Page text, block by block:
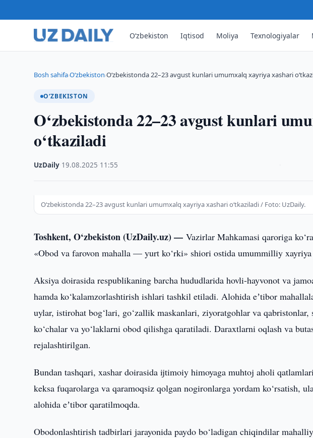
O‘zbekiston Iqtisod Moliya Texnologiyalar
Bosh sahifa›O‘zbekiston›O‘zbekistonda 22–23 avgust kunlari umumxalq xayriya xashari
O‘ZBEKISTON
O‘zbekistonda 22–23 avgust kunlari
o‘tkaziladi
UzDaily 19.08.2025 11:55
O‘zbekistonda 22–23 avgust kunlari umumxalq xayriya xashari o‘tkaziladi / Foto: UzDaily.
Toshkent, O‘zbekiston (UzDaily.uz) —Vazirlar Mahkamasi qaroriga
«Obod va farovon mahalla — yurt ko‘rki» shiori ostida umummilliy xayriya
Aksiya doirasida respublikaning barcha hududlarida hovli-hayvonot va
hamda ko‘kalamzorlashtirish ishlari tashkil etiladi. Alohida eʼtibor
uylar, istirohat bog‘lari, go‘zallik maskanlari, ziyoratgohlar va
ko‘chalar va yo‘laklarni obod qilishga qaratiladi. Daraxtlarni oqlash va
rejalashtirilgan.
Bundan tashqari, xashar doirasida ijtimoiy himoyaga muhtoj aholi
keksa fuqarolarga va qaramoqsiz qolgan nogironlarga yordam ko‘rsatish,
alohida eʼtibor qaratilmoqda.
Obodonlashtirish tadbirlari jarayonida paydo bo‘ladigan chiqindilar